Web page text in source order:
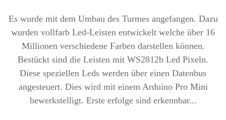
Es wurde mit dem Umbau des Turmes angefangen. Dazu
wurden vollfarb Led-Leisten entwickelt welche über 16
Millionen verschiedene Farben darstellen können.
Bestückt sind die Leisten mit WS2812b Led Pixeln.
Diese speziellen Leds werden über einen Datenbus
angesteuert. Dies wird mit einem Arduino Pro Mini
bewerkstelligt. Erste erfolge sind erkennbar...